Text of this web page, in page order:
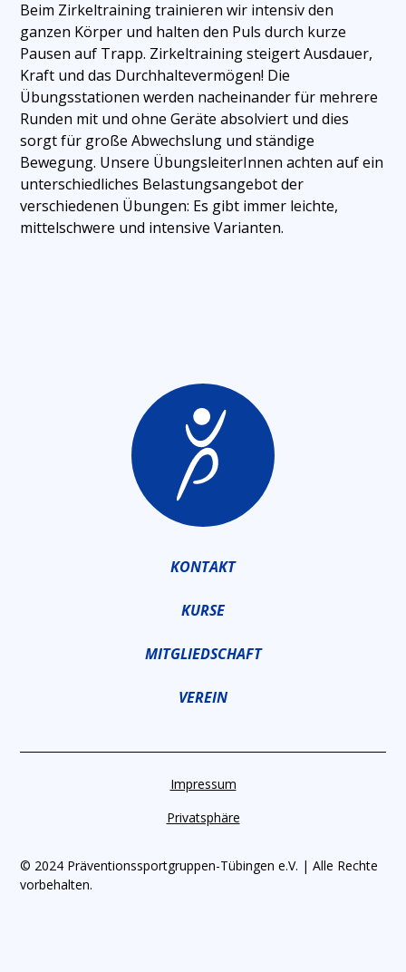
Beim Zirkeltraining trainieren wir intensiv den
ganzen Körper und halten den Puls durch kurze
Pausen auf Trapp. Zirkeltraining steigert Ausdauer,
Kraft und das Durchhaltevermögen! Die
Übungsstationen werden nacheinander für mehrere
Runden mit und ohne Geräte absolviert und dies
sorgt für große Abwechslung und ständige
Bewegung. Unsere ÜbungsleiterInnen achten auf ein
unterschiedliches Belastungsangebot der
verschiedenen Übungen: Es gibt immer leichte,
mittelschwere und intensive Varianten.
KONTAKT
KURSE
MITGLIEDSCHAFT
VEREIN
© 2024 Präventionssportgruppen-Tübingen e.V. | Alle Rechte
vorbehalten.
Impressum
Privatsphäre